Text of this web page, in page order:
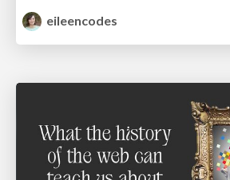
eileencodes